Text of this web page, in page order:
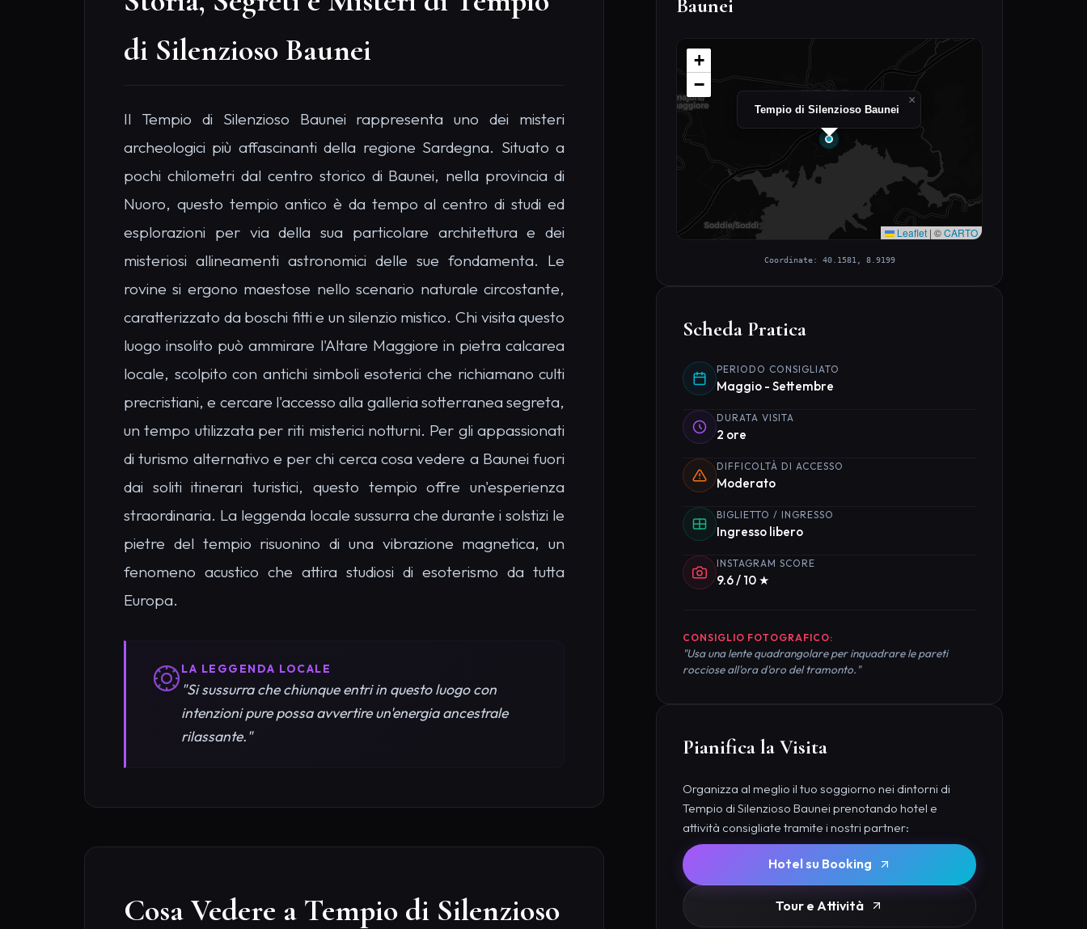
di Silenzioso Baunei
Il Tempio di Silenzioso Baunei rappresenta uno dei misteri
archeologici più affascinanti della regione Sardegna. Situato a
pochi chilometri dal centro storico di Baunei, nella provincia di
Nuoro, questo tempio antico è da tempo al centro di studi ed
esplorazioni per via della sua particolare architettura e dei
misteriosi allineamenti astronomici delle sue fondamenta. Le
rovine si ergono maestose nello scenario naturale circostante,
caratterizzato da boschi fitti e un silenzio mistico. Chi visita questo
luogo insolito può ammirare l'Altare Maggiore in pietra calcarea
locale, scolpito con antichi simboli esoterici che richiamano culti
precristiani, e cercare l'accesso alla galleria sotterranea segreta,
un tempo utilizzata per riti misterici notturni. Per gli appassionati
di turismo alternativo e per chi cerca cosa vedere a Baunei fuori
dai soliti itinerari turistici, questo tempio offre un'esperienza
straordinaria. La leggenda locale sussurra che durante i solstizi le
pietre del tempio risuonino di una vibrazione magnetica, un
fenomeno acustico che attira studiosi di esoterismo da tutta
Europa.
LA LEGGENDA LOCALE
"Si sussurra che chiunque entri in questo luogo con
intenzioni pure possa avvertire un'energia ancestrale
rilassante."
Cosa Vedere a Tempio di Silenzioso
Tempio di Silenzioso Baunei
×
+
−
Leaflet | ©CARTO
Coordinate: 40.1581, 8.9199
Scheda Pratica
PERIODO CONSIGLIATO
Maggio - Settembre
DURATA VISITA
2 ore
DIFFICOLTÀ DI ACCESSO
Moderato
BIGLIETTO / INGRESSO
Ingresso libero
INSTAGRAM SCORE
9.6 / 10 ★
CONSIGLIO FOTOGRAFICO:
"Usa una lente quadrangolare per inquadrare le pareti
rocciose all'ora d'oro del tramonto."
Pianifica la Visita
Organizza al meglio il tuo soggiorno nei dintorni di
Tempio di Silenzioso Baunei prenotando hotel e
attività consigliate tramite i nostri partner:
Hotel su Booking
Tour e Attività